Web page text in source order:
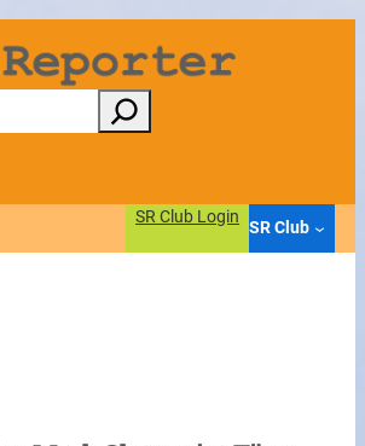
SR Club Login
SR Club